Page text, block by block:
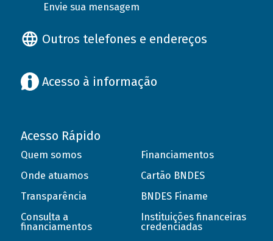
Envie sua mensagem
Outros telefones e endereços
Acesso à informação
Acesso Rápido
Quem somos
Onde atuamos
Transparência
Consulta a
financiamentos
Financiamentos
Cartão BNDES
BNDES Finame
Instituições financeiras
credenciadas